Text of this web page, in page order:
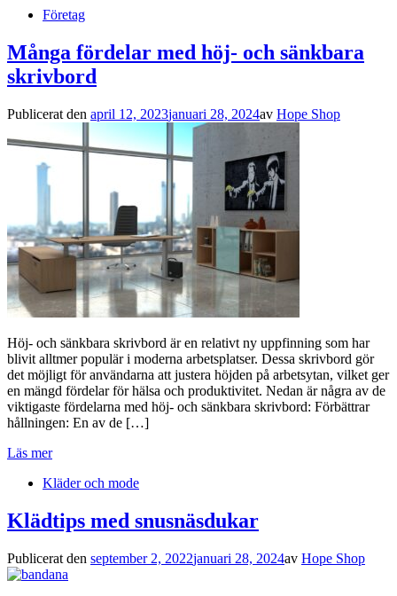
Företag
Många fördelar med höj- och sänkbara
skrivbord
Publicerat den april 12, 2023januari 28, 2024av Hope Shop
Höj- och sänkbara skrivbord är en relativt ny uppfinning som har
blivit alltmer populär i moderna arbetsplatser. Dessa skrivbord gör
det möjligt för användarna att justera höjden på arbetsytan, vilket ger
en mängd fördelar för hälsa och produktivitet. Nedan är några av de
viktigaste fördelarna med höj- och sänkbara skrivbord: Förbättrar
hållningen: En av de […]
Läs mer
Kläder och mode
Klädtips med snusnäsdukar
Publicerat den september 2, 2022januari 28, 2024av Hope Shop